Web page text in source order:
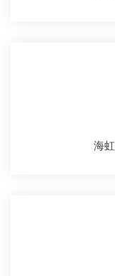
海